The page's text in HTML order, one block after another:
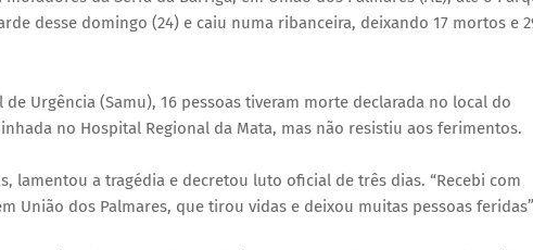
desse domingo (24) e caiu numa ribanceira, deixando 17 mortos e
Urgência (Samu), 16 pessoas tiveram morte declarada no local do
no Hospital Regional da Mata, mas não resistiu aos ferimentos.
lamentou a tragédia e decretou luto oficial de três dias. “Recebi com
União dos Palmares, que tirou vidas e deixou muitas pessoas